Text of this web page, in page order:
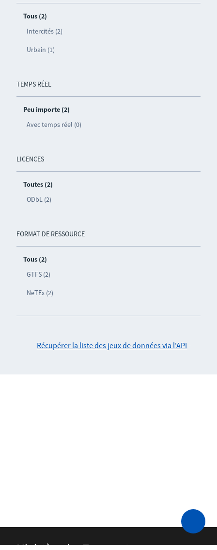
Tous (2)
Intercités (2)
Urbain (1)
TEMPS RÉEL
Peu importe (2)
Avec temps réel (0)
LICENCES
Toutes (2)
ODbL (2)
FORMAT DE RESSOURCE
Tous (2)
GTFS (2)
NeTEx (2)
Récupérer la liste des jeux de données via l'API -